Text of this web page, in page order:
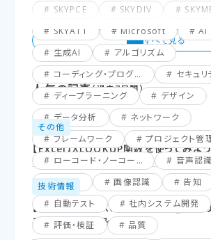
SKYPCE
SKYDIV
SKYATT
Microsoft
AI
生成AI
アルゴリズム
コーディング・プログラミング
セキュリ
ディープラーニング
デザイン
データ分析
ネットワーク
フレームワーク
プロジェクト管
ローコード・ノーコード
音声認識
仮想化
画像認識 告知
自動テスト
社内システム開発
評価・検証
品質
人気の記事（過去7日間）
その他
【Excel】XLOOKUP関数を使ってみよう
技術情報
【Excel】XLOOKUP関数応用編_複数
るセルを探してみよう！